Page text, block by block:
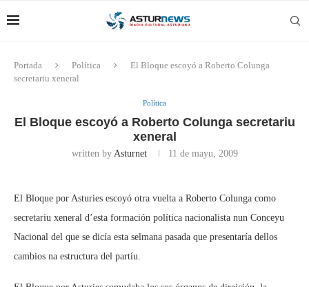
Portada Política
El Bloque escoyó a Roberto Colunga
secretariu xeneral
Política
El Bloque escoyó a Roberto Colunga secretariu
xeneral
written by Asturnet 11 de mayu, 2009
El Bloque por Asturies escoyó otra vuelta a Roberto Colunga como
secretariu xeneral d’esta formación política nacionalista nun Conceyu
Nacional del que se dicía esta selmana pasada que presentaría dellos
cambios na estructura del partíu.